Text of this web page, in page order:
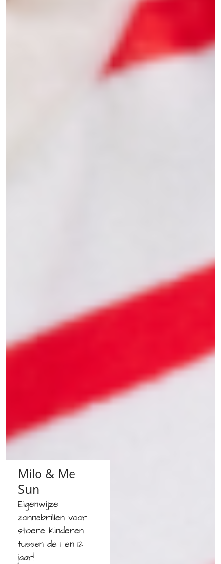
Milo & Me
Sun
Eigenwijze
zonnebrillen voor
stoere kinderen
tussen de 1 en 12
jaar!